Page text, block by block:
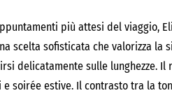
più attesi del viaggio,
scelta sofisticata che valorizza la
delicatamente sulle lunghezze. Il
soirée estive. Il contrasto tra la